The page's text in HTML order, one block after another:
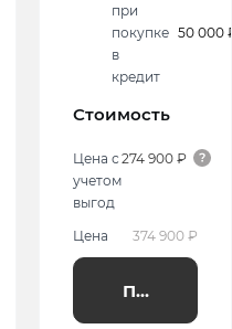
при
покупке
в
кредит
50 000
Стоимость
Цена с
учетом
выгод
274 900 ₽
Цена 374 900 ₽
Получить